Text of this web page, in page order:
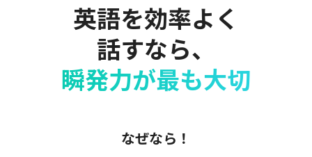
英語を効率よく
話すなら、
瞬発力が最も大切
なぜなら！